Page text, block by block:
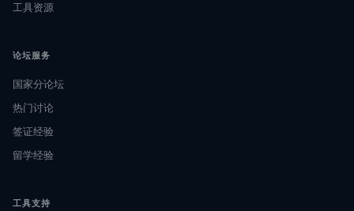
工具资源
论坛服务
国家分论坛
热门讨论
签证经验
留学经验
工具支持